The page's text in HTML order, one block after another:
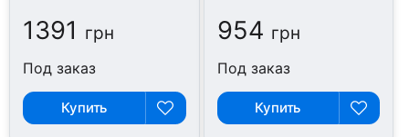
1391 грн
Под заказ
Купить
954 грн
Под заказ
Купить